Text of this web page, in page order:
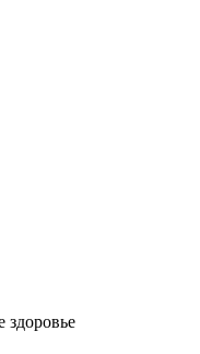
здоровье